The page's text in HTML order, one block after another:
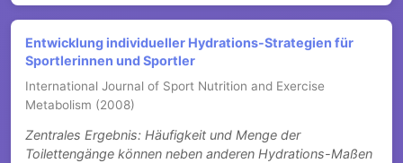
Entwicklung individueller Hydrations-Strategien für
Sportlerinnen und Sportler
International Journal of Sport Nutrition and Exercise
Metabolism (2008)
Zentrales Ergebnis: Häufigkeit und Menge der
Toilettengänge können neben anderen Hydrations-Maßen